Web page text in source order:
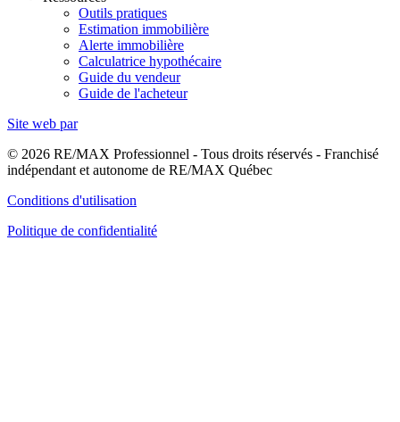
Outils pratiques
Estimation immobilière
Alerte immobilière
Calculatrice hypothécaire
Guide du vendeur
Guide de l'acheteur
Site web par
© 2026 RE/MAX Professionnel - Tous droits réservés - Franchisé
indépendant et autonome de RE/MAX Québec
Conditions d'utilisation
Politique de confidentialité